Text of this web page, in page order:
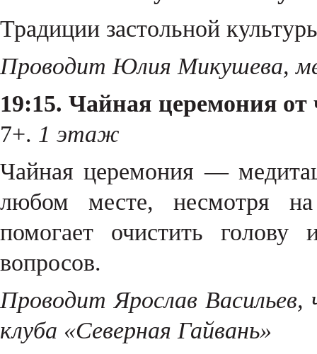
Традиции застольной
Проводит Юлия Микушева,
19:15. Чайная церемония от
7+. 1 этаж
Чайная церемония —
любом месте, несмотря
помогает очистить
вопросов.
Проводит Ярослав Васильев,
клуба «Северная Гайвань»